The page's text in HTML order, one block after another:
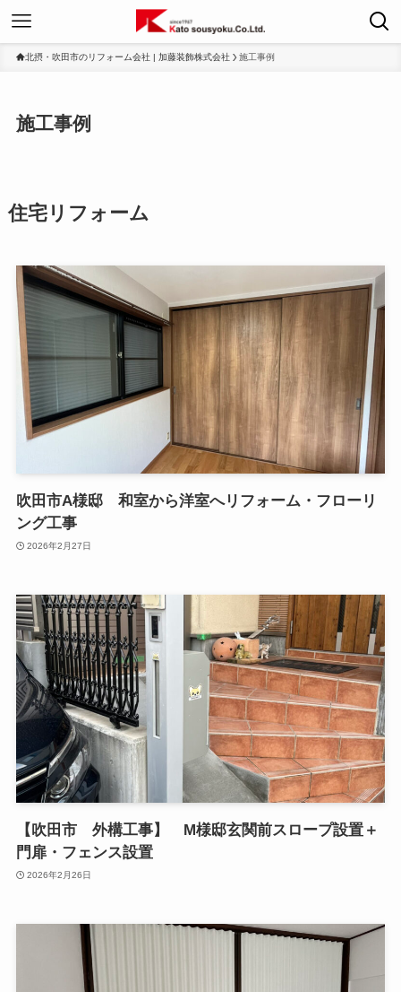
北摂・吹田市のリフォーム会社 | 加藤装飾株式会社 施工事例
施工事例
住宅リフォーム
吹田市A様邸 和室から洋室へリフォーム・フローリ
ング工事
2026年2月27日
【吹田市 外構工事】 M様邸玄関前スロープ設置＋
門扉・フェンス設置
2026年2月26日